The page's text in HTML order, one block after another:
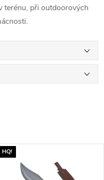
terénu, při outdoorových
HQ!